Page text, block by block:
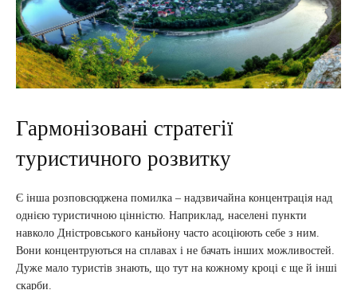
Гармонізовані стратегії
туристичного розвитку
Є інша розповсюджена помилка – надзвичайна концентрація над
однією туристичною цінністю. Наприклад, населені пункти
навколо Дністровського каньйону часто асоціюють себе з ним.
Вони концентруються на сплавах і не бачать інших можливостей.
Дуже мало туристів знають, що тут на кожному кроці є ще й інші
скарби.